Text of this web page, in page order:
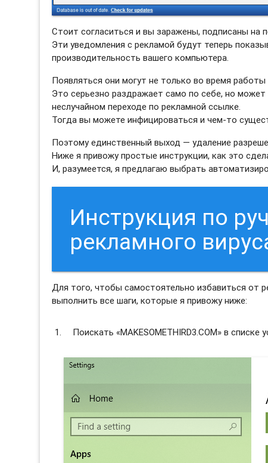
Стоит согласиться и вы заражены, подписаны на
Эти уведомления с рекламой будут теперь
производительность вашего компьютера.
Появляться они могут не только во время
Это серьезно раздражает само по себе, но
неслучайном переходе по рекламной ссылке.
Тогда вы можете инфицироваться и чем-то
Поэтому единственный выход — удаление
Ниже я привожу простые инструкции, как это
И, разумеется, я предлагаю выбрать
Инструкция по
рекламного
Для того, чтобы самостоятельно избавиться от
выполнить все шаги, которые я привожу ниже:
Поискать «MAKESOMETHIRD3.COM» в